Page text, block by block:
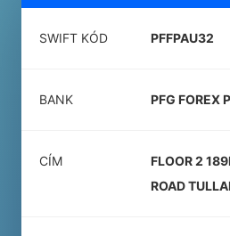
SWIFT KÓD PFFPAU32
BANK PFG FOREX
CÍM
FLOOR 2
ROAD